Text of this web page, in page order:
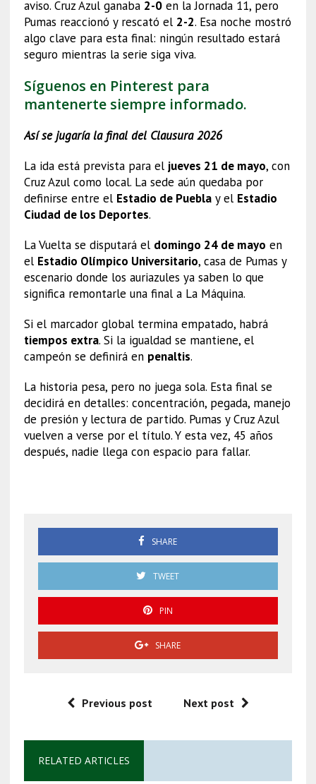
aviso. Cruz Azul ganaba 2-0en la Jornada 11, pero
Pumas reaccionó y rescató el 2-2. Esa noche mostró
algo clave para esta final: ningún resultado estará
seguro mientras la serie siga viva.
Síguenos en Pinterest para
mantenerte siempre informado.
Así se jugaría la final del Clausura 2026
La ida está prevista para el jueves 21 de mayo, con
Cruz Azul como local. La sede aún quedaba por
definirse entre el Estadio de Pueblay el Estadio
Ciudad de los Deportes.
La Vuelta se disputará el domingo 24 de mayo en
el Estadio Olímpico Universitario, casa de Pumas y
escenario donde los auriazules ya saben lo que
significa remontarle una final a La Máquina.
Si el marcador global termina empatado, habrá
tiempos extra. Si la igualdad se mantiene, el
campeón se definirá en penaltis.
La historia pesa, pero no juega sola. Esta final se
decidirá en detalles: concentración, pegada, manejo
de presión y lectura de partido. Pumas y Cruz Azul
vuelven a verse por el título. Y esta vez, 45 años
después, nadie llega con espacio para fallar.
SHARE
TWEET
PIN
SHARE
Previous post Next post
RELATED ARTICLES